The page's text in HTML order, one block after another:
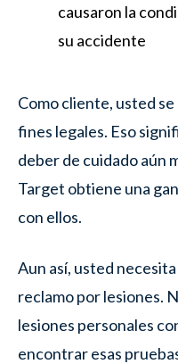
causaron la
su accidente
Como cliente, usted
fines legales. Eso
deber de cuidado aún
Target obtiene una
con ellos.
Aun así, usted
reclamo por lesiones.
lesiones personales
encontrar esas